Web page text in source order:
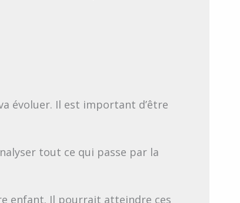
évoluer. Il est important d’être
tout ce qui passe par la
enfant. Il pourrait atteindre ces